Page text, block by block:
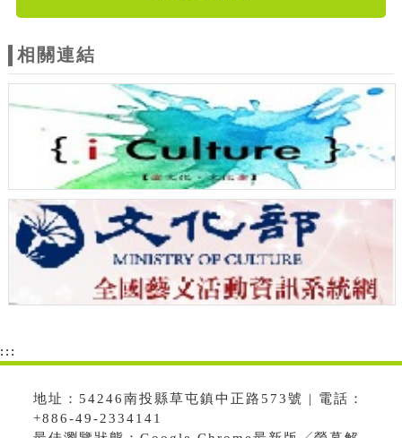
相關連結
:::
地址：54246南投縣草屯鎮中正路573號 | 電話：
+886-49-2334141